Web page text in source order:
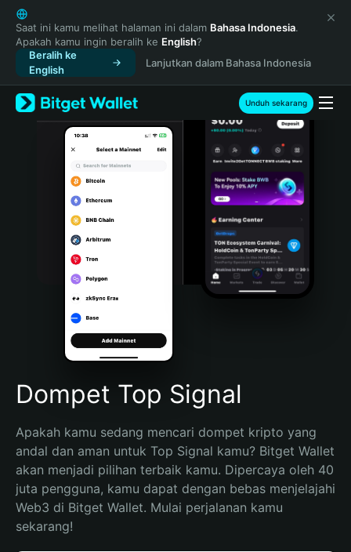
English
日本語
Tiếng Việt
Русский
Español (Latinoamérica)
Türkçe
Italiano
Português (Portugal)
Bahasa Indonesia
Português (Brasil)
Español (Argentina)
Saat ini kamu melihat halaman ini dalam Bahasa Indonesia.
Apakah kamu ingin beralih ke English?
Beralih ke
English
Lanjutkan dalam Bahasa Indonesia
Unduh sekarang
Dompet Top Signal
Apakah kamu sedang mencari dompet kripto yang
andal dan aman untuk Top Signal kamu? Bitget Wallet
akan menjadi pilihan terbaik kamu. Dipercaya oleh 40
juta pengguna, kamu dapat dengan bebas menjelajahi
Web3 di Bitget Wallet. Mulai perjalanan kamu
sekarang!